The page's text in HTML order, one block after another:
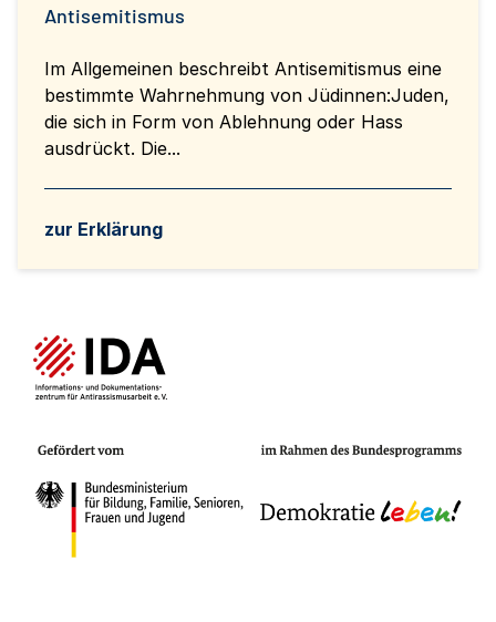
Antisemitismus
Im Allgemeinen beschreibt Antisemitismus eine
bestimmte Wahrnehmung von Jüdinnen:Juden,
die sich in Form von Ablehnung oder Hass
ausdrückt. Die...
zur Erklärung